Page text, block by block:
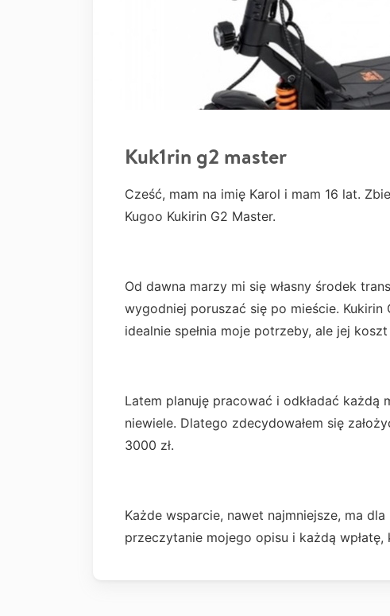
Kuk1rin g2 master
Cześć, mam na imię Karol i mam 16 lat.
Kugoo Kukirin G2 Master.
Od dawna marzy mi się własny środek
wygodniej poruszać się po mieście.
idealnie spełnia moje potrzeby, ale jej
Latem planuję pracować i odkładać każdą
niewiele. Dlatego zdecydowałem się
3000 zł.
Każde wsparcie, nawet najmniejsze, ma
przeczytanie mojego opisu i każdą wpłatę,